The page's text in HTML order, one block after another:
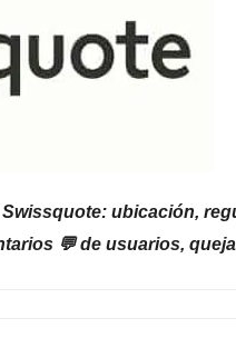
ubicación,
💬 de usuarios,